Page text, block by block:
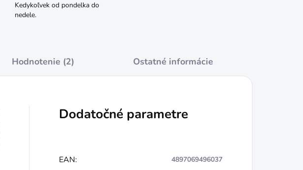
Kedykoľvek od pondelka do
nedele.
Hodnotenie (2) Ostatné informácie
Dodatočné parametre
EAN: 4897069496037